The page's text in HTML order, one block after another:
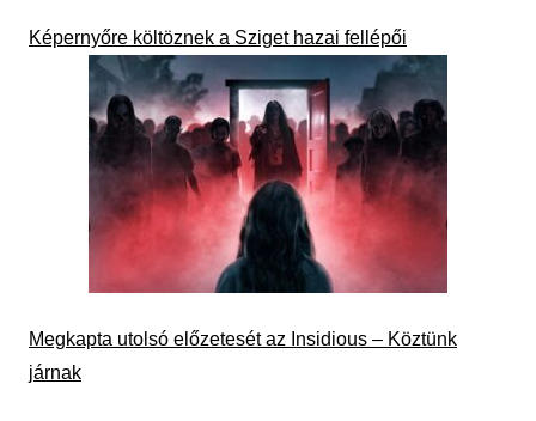
Képernyőre költöznek a Sziget hazai fellépői
Megkapta utolsó előzetesét az Insidious – Köztünk
járnak